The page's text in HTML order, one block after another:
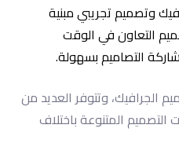
وتصميم تجريبي مبنية
التعاون في الوقت
التصاميم بسهولة.
الجرافيك، وتتوفر العديد من
التصميم المتنوعة باختلاف